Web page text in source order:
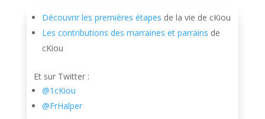
Découvrir les premières étapes de la vie de cKiou
Les contributions des marraines et parrains de
cKiou
Et sur Twitter :
@1cKiou
@FrHalper